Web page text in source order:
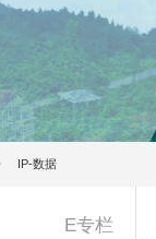
IP-数据
E专栏